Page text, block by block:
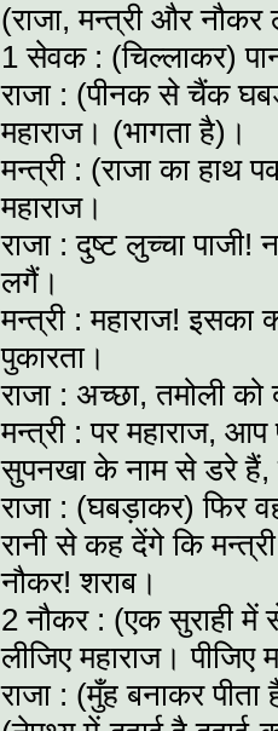
(राजा, मन्त्री और
1 सेवक : (चिल्लाकर)
राजा : (पीनक से चैंक
महाराज। (भागता है)।
मन्त्री : (राजा का हाथ
महाराज।
राजा : दुष्ट लुच्चा पाजी!
लगैं।
मन्त्री : महाराज! इसका
पुकारता।
राजा : अच्छा, तमोली
मन्त्री : पर महाराज,
सुपनखा के नाम से डरे हैं,
राजा : (घबड़ाकर) फिर
रानी से कह देंगे कि
नौकर! शराब।
2 नौकर : (एक सुराही
लीजिए महाराज। पीजिए
राजा : (मुँह बनाकर